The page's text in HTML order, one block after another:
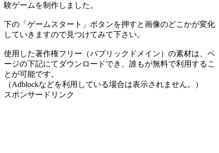
験ゲームを制作しました。
下の「ゲームスタート」ボタンを押すと画像のどこかが変化
していきますので見つけてみて下さい。
使用した著作権フリー（パブリックドメイン）の素材は、ペ
ージの下記にてダウンロードでき、誰もが無料で利用するこ
とが可能です。
（Adblockなどを利用している場合は表示されません。）
スポンサードリンク